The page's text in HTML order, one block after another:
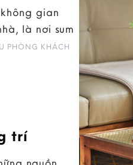
gian
là nơi sum
PHÒNG KHÁCH
trí